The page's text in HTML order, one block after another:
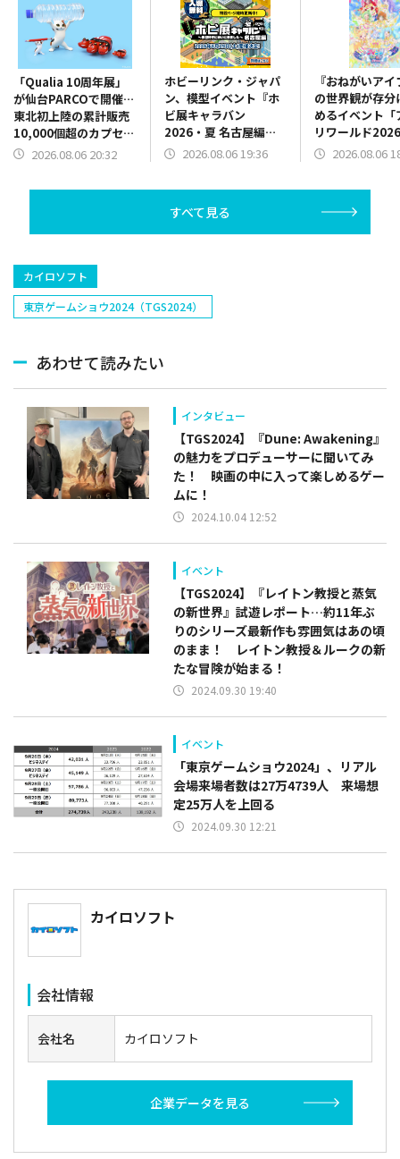
「Qualia 10周年展」
が仙台PARCOで開催…
東北初上陸の累計販売
10,000個超のカプセル
トイイベント
2026.08.06 20:32
ホビーリンク・ジャパ
ン、模型イベント『ホ
ビ展キャラバン
2026・夏 名古屋編』
を2026年8月29日に開
2026.08.06 19:36
『おねがいア
の世界観が存分
めるイベント「
リワールド
10月11日・12
2026.08.06
すべて見る
カイロソフト
東京ゲームショウ2024（TGS2024）
あわせて読みたい
インタビュー
【TGS2024】『Dune: Awakening』
の魅力をプロデューサーに聞いてみ
た！ 映画の中に入って楽しめるゲー
ムに！
2024.10.04 12:52
イベント
【TGS2024】『レイトン教授と蒸気
の新世界』試遊レポート…約11年ぶ
りのシリーズ最新作も雰囲気はあの頃
のまま！ レイトン教授＆ルークの新
たな冒険が始まる！
2024.09.30 19:40
イベント
「東京ゲームショウ2024」、リアル
会場来場者数は27万4739人 来場想
定25万人を上回る
2024.09.30 12:21
カイロソフト
会社情報
会社名 カイロソフト
企業データを見る